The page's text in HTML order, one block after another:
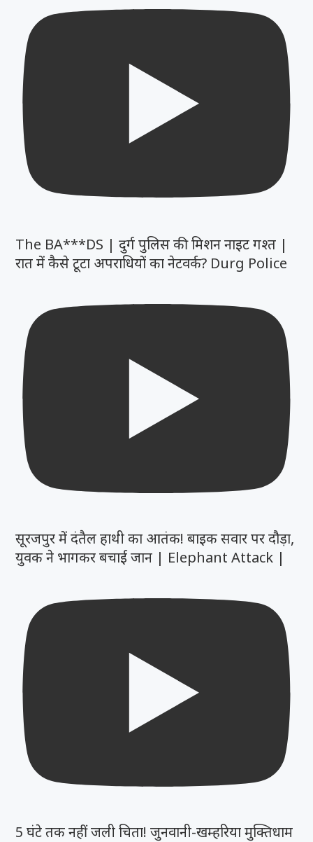
The BA***DS | दुर्ग पुलिस की मिशन नाइट गश्त |
रात में कैसे टूटा अपराधियों का नेटवर्क? Durg Police
सूरजपुर में दंतैल हाथी का आतंक! बाइक सवार पर दौड़ा,
युवक ने भागकर बचाई जान | Elephant Attack |
5 घंटे तक नहीं जली चिता! जुनवानी-खम्हरिया मुक्तिधाम